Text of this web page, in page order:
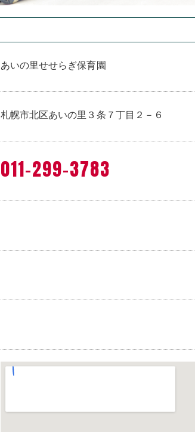
あいの里せせらぎ保育園
札幌市北区あいの里３条７丁目２－６
011-299-3783